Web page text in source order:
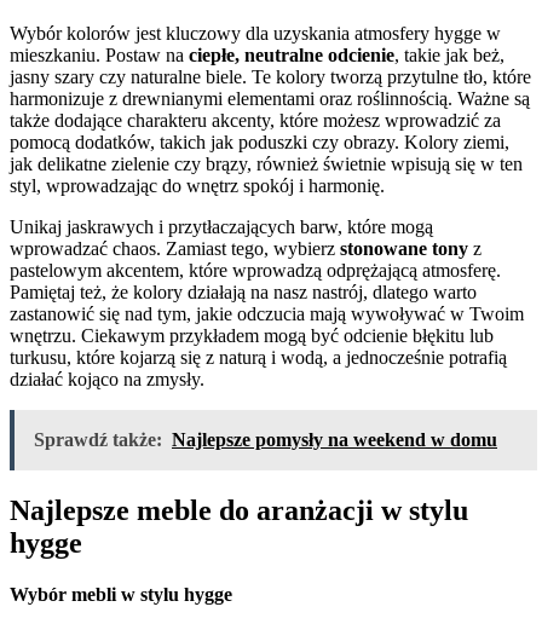
Wybór kolorów jest ⁣kluczowy dla uzyskania ⁣atmosfery hygge w
mieszkaniu.‌ Postaw na ciepłe, neutralne ‌odcienie, takie jak beż,
‌jasny szary czy naturalne ⁢biele. Te kolory tworzą​ przytulne‌ tło, które⁢
harmonizuje z drewnianymi elementami oraz​ roślinnością. Ważne są‌
także dodające charakteru akcenty, ‍które⁢ możesz wprowadzić za
pomocą⁤ dodatków, takich jak poduszki czy ‍obrazy. ​Kolory ziemi,
⁣jak ⁢delikatne zielenie czy brązy, również świetnie wpisują się‌ w ‍ten
styl, wprowadzając do wnętrz⁤ spokój i⁢ harmonię.
Unikaj ⁤jaskrawych i przytłaczających barw,⁣ które mogą
wprowadzać chaos. Zamiast tego, wybierz⁤ stonowane tony ‍z
pastelowym akcentem,⁤ które wprowadzą odprężającą atmosferę.
Pamiętaj też, że ⁣kolory działają na nasz nastrój, dlatego warto
zastanowić się nad tym, jakie odczucia ⁢mają wywoływać w Twoim⁤
wnętrzu. Ciekawym​ przykładem​ mogą być odcienie błękitu lub
turkusu, które kojarzą się z‌ naturą i wodą, a⁢ jednocześnie potrafią
działać‌ kojąco na⁣ zmysły.
Sprawdź także: Najlepsze pomysły na weekend w domu
Najlepsze meble ⁣do aranżacji ​w stylu
hygge
Wybór⁤ mebli w stylu hygge